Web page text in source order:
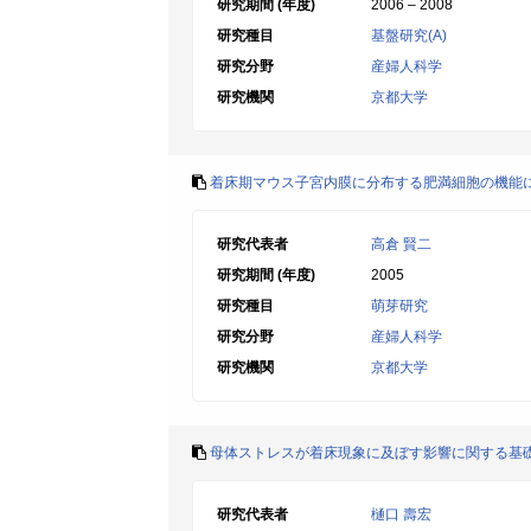
研究期間 (年度)
2006 – 2008
研究種目
基盤研究(A)
研究分野
産婦人科学
研究機関
京都大学
着床期マウス子宮内膜に分布する肥満細胞の機能
研究代表者
高倉 賢二
研究期間 (年度)
2005
研究種目
萌芽研究
研究分野
産婦人科学
研究機関
京都大学
母体ストレスが着床現象に及ぼす影響に関する基
研究代表者
樋口 壽宏